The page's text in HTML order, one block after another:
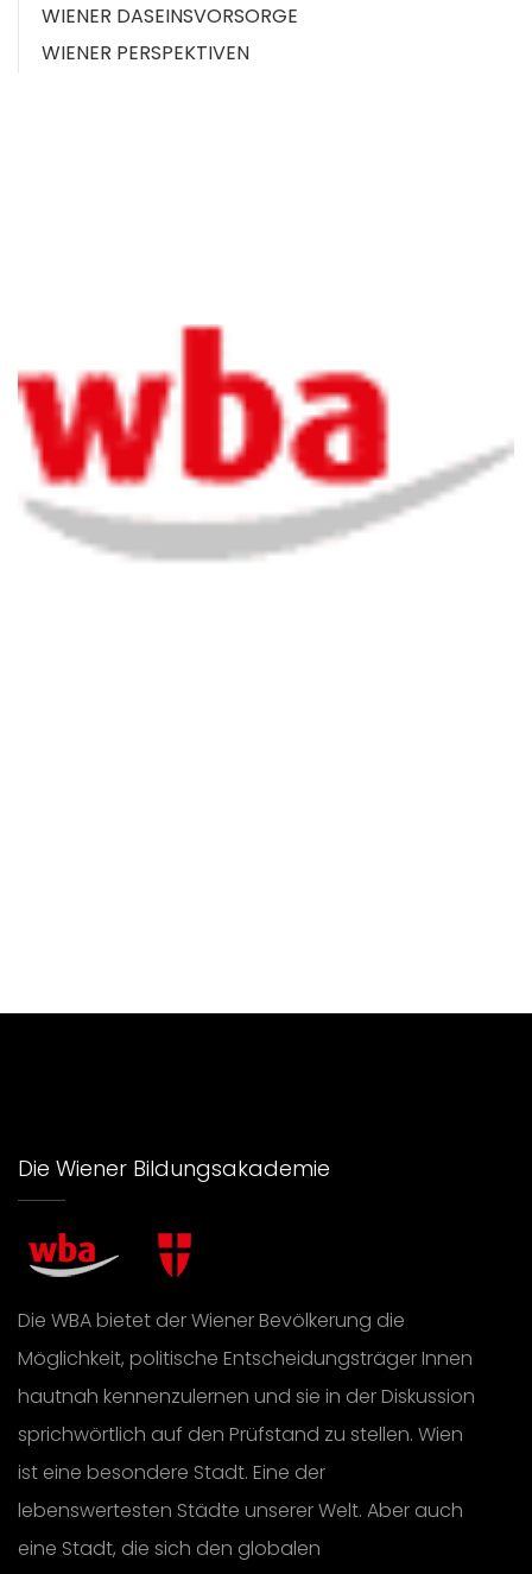
WIENER DASEINSVORSORGE
WIENER PERSPEKTIVEN
Die Wiener Bildungsakademie
Die WBA bietet der Wiener Bevölkerung die
Möglichkeit, politische Entscheidungsträger Innen
hautnah kennenzulernen und sie in der Diskussion
sprichwörtlich auf den Prüfstand zu stellen. Wien
ist eine besondere Stadt. Eine der
lebenswertesten Städte unserer Welt. Aber auch
eine Stadt, die sich den globalen